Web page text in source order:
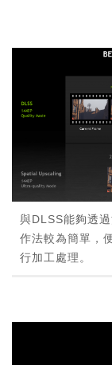
與DLSS能夠透
作法較為簡單，
行加工處理。